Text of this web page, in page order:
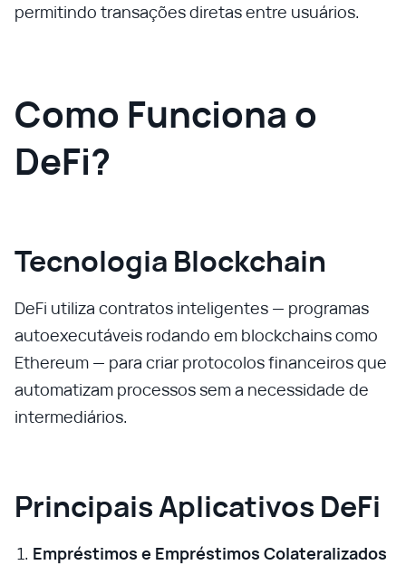
permitindo transações diretas entre usuários.
Como Funciona o
DeFi?
Tecnologia Blockchain
DeFi utiliza contratos inteligentes — programas
autoexecutáveis rodando em blockchains como
Ethereum — para criar protocolos financeiros que
automatizam processos sem a necessidade de
intermediários.
Principais Aplicativos DeFi
Empréstimos e Empréstimos Colateralizados